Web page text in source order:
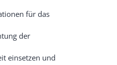
für das
der
einsetzen und